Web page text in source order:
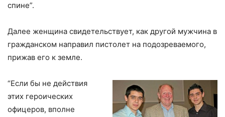
спине”.
Далее женщина свидетельствует, как другой мужчина в
гражданском направил пистолет на подозреваемого,
прижав его к земле.
“Если бы не действия
этих героических
офицеров, вполне